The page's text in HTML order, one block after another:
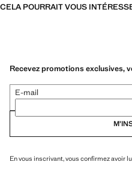
CELA POURRAIT VOUS
Recevez promotions exclusives,
E-mail
En vous inscrivant, vous confirmez avoir